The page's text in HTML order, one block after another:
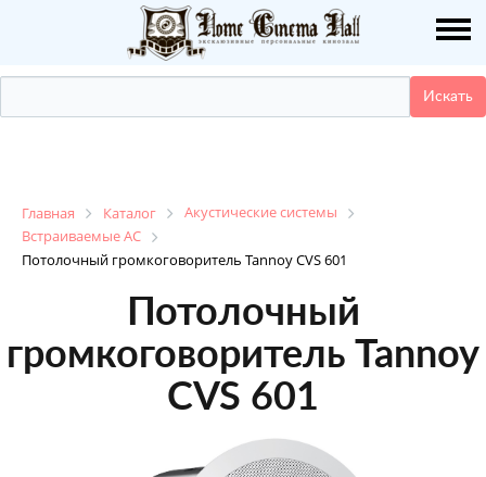
Главная Каталог
Акустические системы
Встраиваемые АС
Потолочный громкоговоритель Tannoy CVS 601
О НАС
КАТАЛОГ
НАШИ РАБОТЫ
ДЕМО ЗАЛ
КОНТАКТЫ
Потолочный
громкоговоритель Tannoy
CVS 601